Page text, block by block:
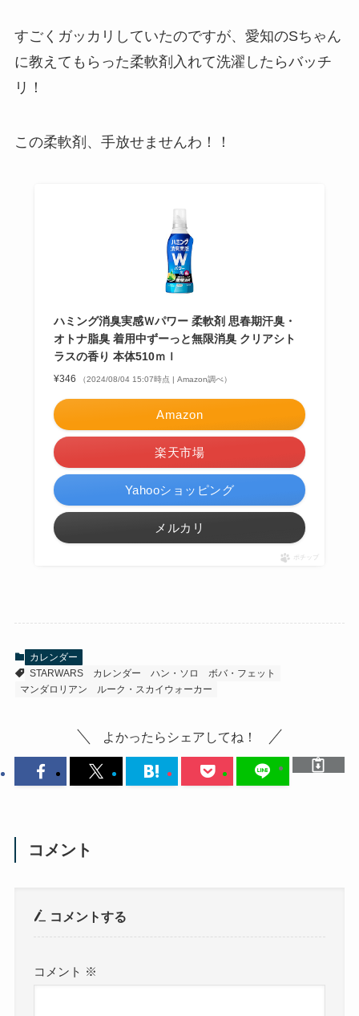
すごくガッカリしていたのですが、愛知のSちゃん
に教えてもらった柔軟剤入れて洗濯したらバッチ
リ！
この柔軟剤、手放せませんわ！！
ハミング消臭実感Ｗパワー 柔軟剤 思春期汗臭・
オトナ脂臭 着用中ずーっと無限消臭 クリアシト
ラスの香り 本体510ｍｌ
¥346 （2024/08/04 15:07時点 | Amazon調べ）
Amazon
楽天市場
Yahooショッピング
メルカリ
ポチップ
カレンダー
STARWARS
カレンダー ハン・ソロ
ボバ・フェット
マンダロリアン
ルーク・スカイウォーカー
よかったらシェアしてね！
コメント
コメントする
コメント ※